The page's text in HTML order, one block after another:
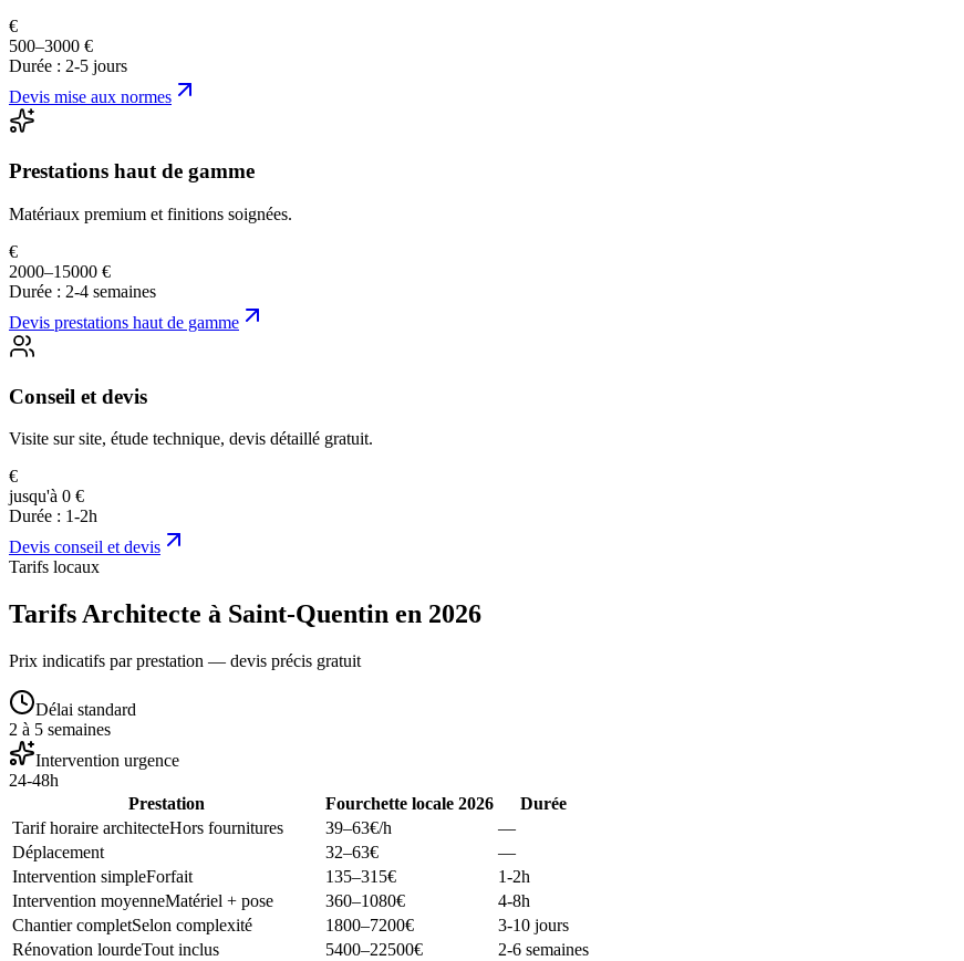
€
500–3000 €
Durée : 2-5 jours
Devis mise aux normes
Prestations haut de gamme
Matériaux premium et finitions soignées.
€
2000–15000 €
Durée : 2-4 semaines
Devis prestations haut de gamme
Conseil et devis
Visite sur site, étude technique, devis détaillé gratuit.
€
jusqu'à 0 €
Durée : 1-2h
Devis conseil et devis
Tarifs locaux
Tarifs Architecte à Saint-Quentin en 2026
Prix indicatifs par prestation — devis précis gratuit
Délai standard
2 à 5 semaines
Intervention urgence
24-48h
Prestation
Fourchette locale 2026
Durée
Tarif horaire architecteHors fournitures 39–63€/h
—
Déplacement
32–63€
—
Intervention simpleForfait 135–315€
1-2h
Intervention moyenneMatériel + pose 360–1080€
4-8h
Chantier completSelon complexité 1800–7200€
3-10 jours
Rénovation lourdeTout inclus 5400–22500€
2-6 semaines